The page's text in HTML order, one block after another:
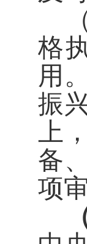
格
用
振
上
备
项